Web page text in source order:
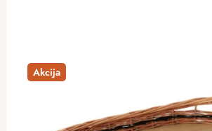
Akcija